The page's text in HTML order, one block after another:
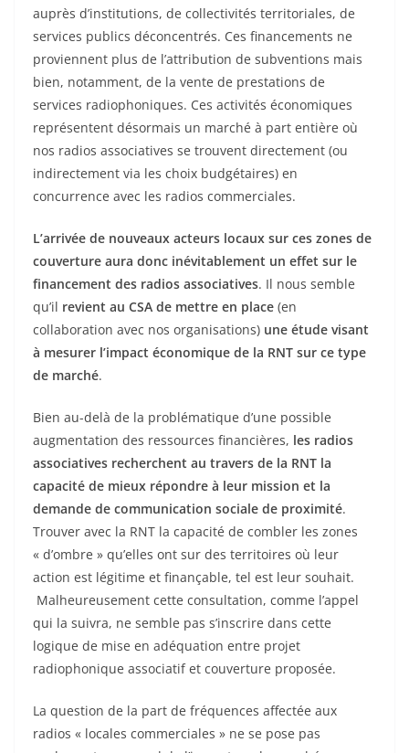
auprès d’institutions, de collectivités territoriales, de
services publics déconcentrés. Ces financements ne
proviennent plus de l’attribution de subventions mais
bien, notamment, de la vente de prestations de
services radiophoniques. Ces activités économiques
représentent désormais un marché à part entière où
nos radios associatives se trouvent directement (ou
indirectement via les choix budgétaires) en
concurrence avec les radios commerciales.
L’arrivée de nouveaux acteurs locaux sur ces zones de
couverture aura donc inévitablement un effet sur le
financement des radios associatives. Il nous semble
qu’il revient au CSA de mettre en place (en
collaboration avec nos organisations) une étude visant
à mesurer l’impact économique de la RNT sur ce type
de marché.
Bien au-delà de la problématique d’une possible
augmentation des ressources financières, les radios
associatives recherchent au travers de la RNT la
capacité de mieux répondre à leur mission et la
demande de communication sociale de proximité.
Trouver avec la RNT la capacité de combler les zones
« d’ombre » qu’elles ont sur des territoires où leur
action est légitime et finançable, tel est leur souhait.
Malheureusement cette consultation, comme l’appel
qui la suivra, ne semble pas s’inscrire dans cette
logique de mise en adéquation entre projet
radiophonique associatif et couverture proposée.
La question de la part de fréquences affectée aux
radios « locales commerciales » ne se pose pas